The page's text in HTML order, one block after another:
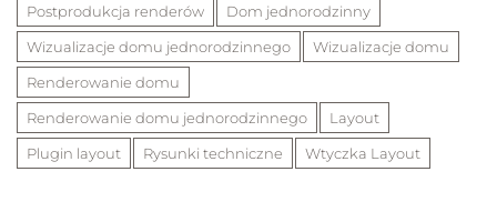
Postprodukcja renderów
Dom jednorodzinny
Wizualizacje domu jednorodzinnego
Wizualizacje domu
Renderowanie domu
Renderowanie domu jednorodzinnego
Layout
Plugin layout
Rysunki techniczne Wtyczka Layout